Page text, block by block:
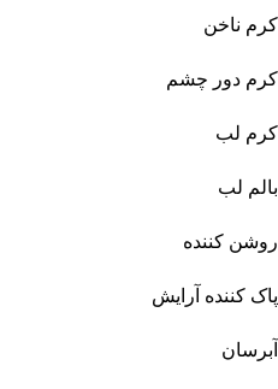
کرم ناخن
کرم دور چشم
کرم لب
بالم لب
روشن کننده
پاک کننده آرایش
آبرسان